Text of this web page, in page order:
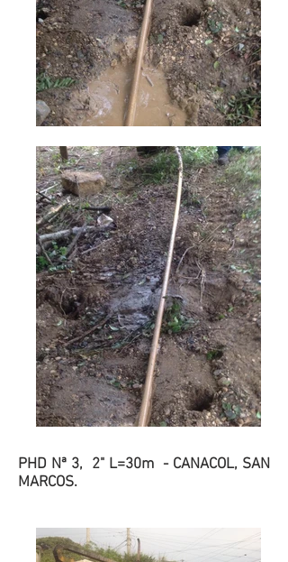
PHD Nª 3, 2" L=30m - CANACOL, SAN
MARCOS.